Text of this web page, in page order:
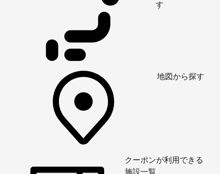
す
地図から探す
クーポンが利用できる
施設一覧